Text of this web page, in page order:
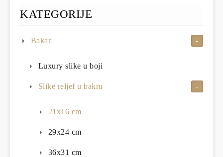
KATEGORIJE
Bakar
Luxury slike u boji
Slike reljef u bakru
21x16 cm
29x24 cm
36x31 cm